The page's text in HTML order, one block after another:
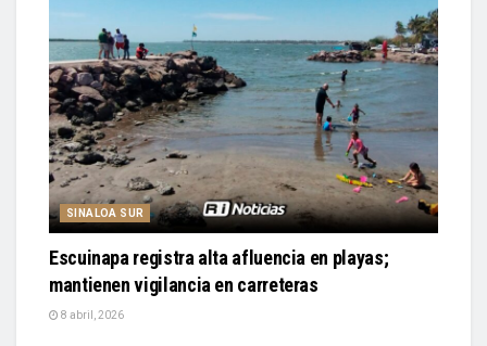
SINALOA SUR
Escuinapa registra alta afluencia en playas;
mantienen vigilancia en carreteras
8 abril, 2026